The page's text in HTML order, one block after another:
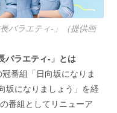
バラエティ-」（提供画
バラエティ-」とは
番組「日向坂になりま
坂になりましょう」を経
番組としてリニューア